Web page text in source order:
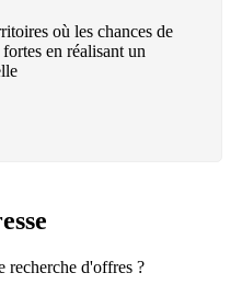
où les chances de
en réalisant un
recherche d'offres ?